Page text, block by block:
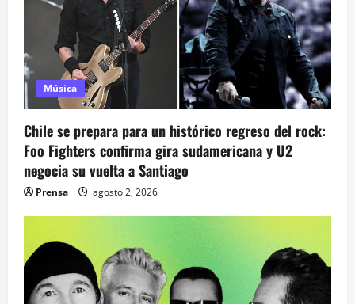
d
e
e
n
t
r
a
d
Música
Chile se prepara para un histórico regreso del rock:
Foo Fighters confirma gira sudamericana y U2
negocia su vuelta a Santiago
Prensa agosto 2, 2026